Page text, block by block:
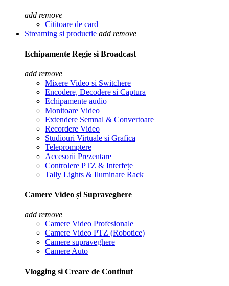
add remove
Cititoare de card
Streaming si productie add remove
Echipamente Regie si Broadcast
add remove
Mixere Video si Switchere
Encodere, Decodere si Captura
Echipamente audio
Monitoare Video
Extendere Semnal & Convertoare
Recordere Video
Studiouri Virtuale si Grafica
Telepromptere
Accesorii Prezentare
Controlere PTZ & Interfețe
Tally Lights & Iluminare Rack
Camere Video și Supraveghere
add remove
Camere Video Profesionale
Camere Video PTZ (Robotice)
Camere supraveghere
Camere Auto
Vlogging si Creare de Continut